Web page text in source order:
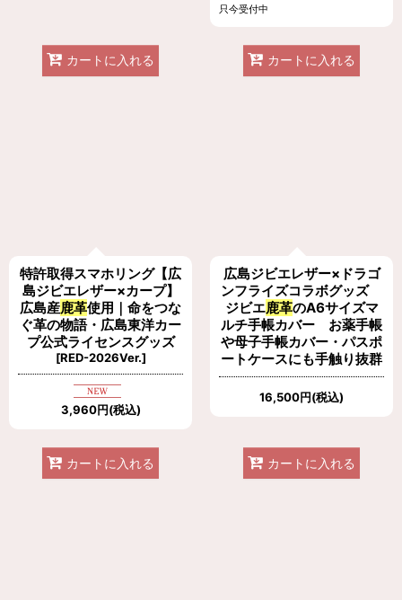
カートに入れる
只今受付中
カートに入れる
特許取得スマホリング【広
島ジビエレザー×カープ】
広島産鹿革使用｜命をつな
ぐ革の物語・広島東洋カー
プ公式ライセンスグッズ
[RED-2026Ver.]
3,960円(税込)
カートに入れる
広島ジビエレザー×ドラゴ
ンフライズコラボグッズ
ジビエ鹿革のA6サイズマ
ルチ手帳カバー お薬手帳
や母子手帳カバー・パスポ
ートケースにも手触り抜群
16,500円(税込)
カートに入れる